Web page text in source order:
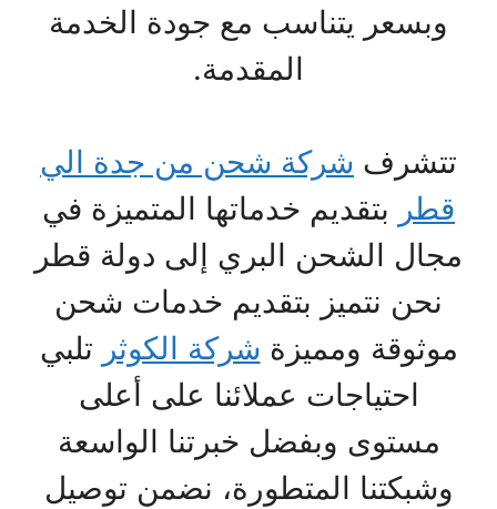
وبسعر يتناسب مع جودة الخدمة
المقدمة.
تتشرف شركة شحن من جدة الي
قطر بتقديم خدماتها المتميزة في
مجال الشحن البري إلى دولة قطر
نحن نتميز بتقديم خدمات شحن
موثوقة ومميزة شركة الكوثر تلبي
احتياجات عملائنا على أعلى
مستوى وبفضل خبرتنا الواسعة
وشبكتنا المتطورة، نضمن توصيل